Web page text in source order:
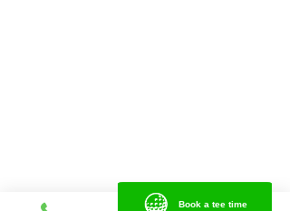
Book a tee time
Book a tee time